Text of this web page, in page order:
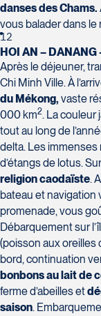
danses des Chams.
vous balader dans le
12
HOI AN –
Après le déjeuner,
Chi Minh Ville. À
du Mékong, vaste
000 km2. La couleur
tout au long de
delta. Les
d’étangs de lotus.
religion caodaïste.
bateau et navigation
promenade, vous
Débarquement sur
(poisson aux oreilles
bord, continuation
bonbons au lait de
ferme d’abeilles et
saison.